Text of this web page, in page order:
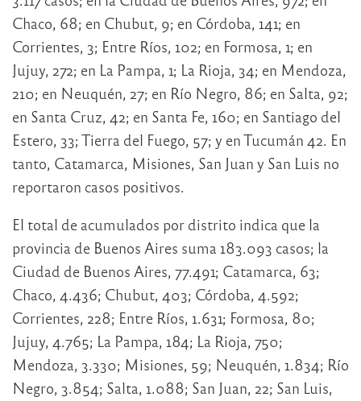
Chaco, 68; en Chubut, 9; en Córdoba, 141; en
Corrientes, 3; Entre Ríos, 102; en Formosa, 1; en
Jujuy, 272; en La Pampa, 1; La Rioja, 34; en Mendoza,
210; en Neuquén, 27; en Río Negro, 86; en Salta, 92;
en Santa Cruz, 42; en Santa Fe, 160; en Santiago del
Estero, 33; Tierra del Fuego, 57; y en Tucumán 42. En
tanto, Catamarca, Misiones, San Juan y San Luis no
reportaron casos positivos.
El total de acumulados por distrito indica que la
provincia de Buenos Aires suma 183.093 casos; la
Ciudad de Buenos Aires, 77.491; Catamarca, 63;
Chaco, 4.436; Chubut, 403; Córdoba, 4.592;
Corrientes, 228; Entre Ríos, 1.631; Formosa, 80;
Jujuy, 4.765; La Pampa, 184; La Rioja, 750;
Mendoza, 3.330; Misiones, 59; Neuquén, 1.834; Río
Negro, 3.854; Salta, 1.088; San Juan, 22; San Luis,